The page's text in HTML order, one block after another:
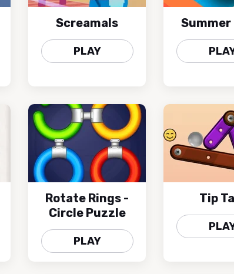
Screamals
PLAY
Summer
Rotate Rings -
Circle Puzzle
PLAY
Tip